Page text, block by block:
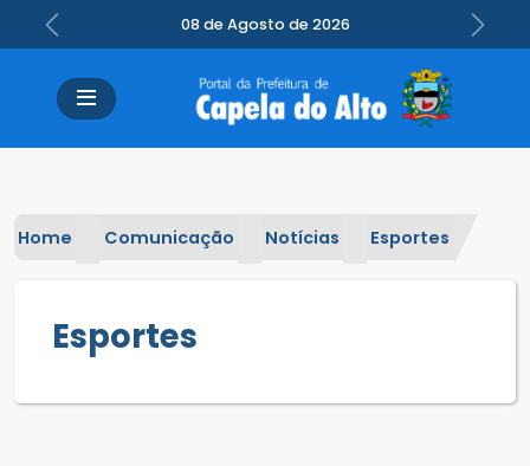
08 de Agosto de 2026
Previous Next
Home Comunicação Notícias Esportes
Esportes